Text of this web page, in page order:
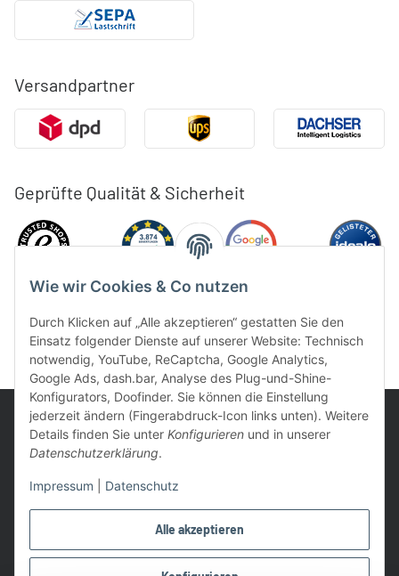
Alle akzeptieren
Wie wir Cookies & Co nutzen
Durch Klicken auf „Alle akzeptieren“ gestatten Sie den
Einsatz folgender Dienste auf unserer Website: Technisch
notwendig, YouTube, ReCaptcha, Google Analytics,
Google Ads, dash.bar, Analyse des Plug-und-Shine-
Konfigurators, Doofinder. Sie können die Einstellung
jederzeit ändern (Fingerabdruck-Icon links unten). Weitere
Details finden Sie unter Konfigurieren und in unserer
Datenschutzerklärung.
Impressum Datenschutz
Versandpartner
Geprüfte Qualität & Sicherheit
UVP: Ist die unverbindliche Preisempfehlung des Herstellers für
* Gratis Versand ab 99 € innerhalb Deutschlands